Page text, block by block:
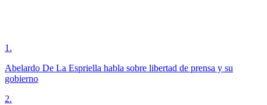
1 .
Abelardo De La Espriella habla sobre libertad de prensa y su
gobierno
2.